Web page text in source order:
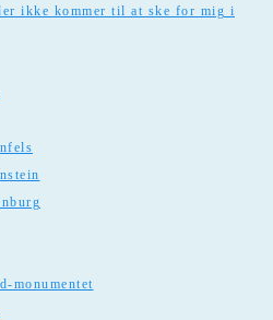
ikke kommer til at ske for mig i
monumentet